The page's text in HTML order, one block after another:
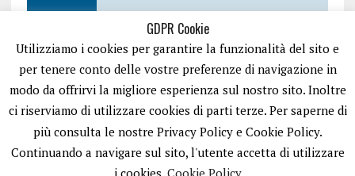
GDPR Cookie
Utilizziamo i cookies per garantire la funzionalità del sito e
per tenere conto delle vostre preferenze di navigazione in
modo da offrirvi la migliore esperienza sul nostro sito. Inoltre
ci riserviamo di utilizzare cookies di parti terze. Per saperne di
più consulta le nostre Privacy Policy e Cookie Policy.
Continuando a navigare sul sito, l'utente accetta di utilizzare
i cookies. Cookie Policy